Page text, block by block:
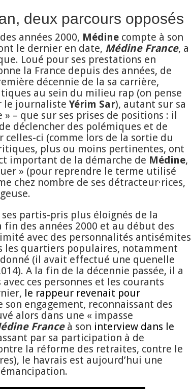
deux parcours opposés
années 2000, Médinecompte à son
le dernier en date, Médine France, a
Loué pour ses prestations en
la France depuis des années, de
décennie de la sa carrière,
au sein du milieu rap (on pense
le journalisteYérim Sar), autant sur sa
– que sur ses prises de positions : il
déclencher des polémiques et de
ci (comme lors de la sortie du
plus ou moins pertinentes, ont
important de la démarche de Médine,
» (pour reprendre le terme utilisé
chez nombre de ses détracteur·rices,
partis-pris plus éloignés de la
des années 2000 et au début des
avec des personnalités antisémites
les quartiers populaires, notamment
(il avait effectué une quenelle
A la fin de la décennie passée, il a
ces personnes et les courants
le rappeur revenait pour
engagement, reconnaissant des
alors dans une « impasse
Franceà son interview dans le
par sa participation à de
la réforme des retraites, contre le
le havrais est aujourd’hui une